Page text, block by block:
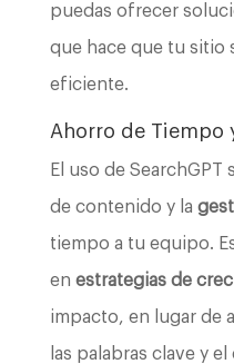
puedas ofrecer
que hace que tu sitio
eficiente.
Ahorro de Tiempo
El uso de
de contenido y la
tiempo a tu equipo.
en estrategias de
impacto, en lugar de
las palabras clave y